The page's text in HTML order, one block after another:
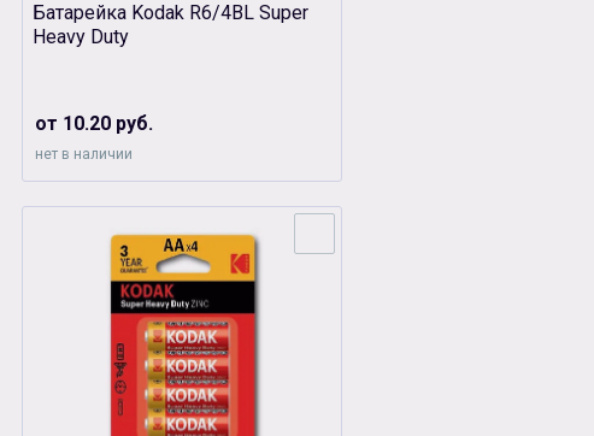
Батарейка Kodak R6/4BL Super
Heavy Duty
от 10.20 руб.
нет в наличии